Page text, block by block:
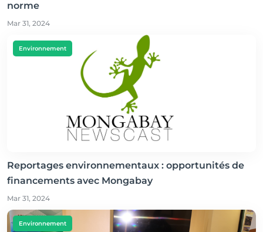
norme
Mar 31, 2024
Environnement
Reportages environnementaux : opportunités de
financements avec Mongabay
Mar 31, 2024
Environnement